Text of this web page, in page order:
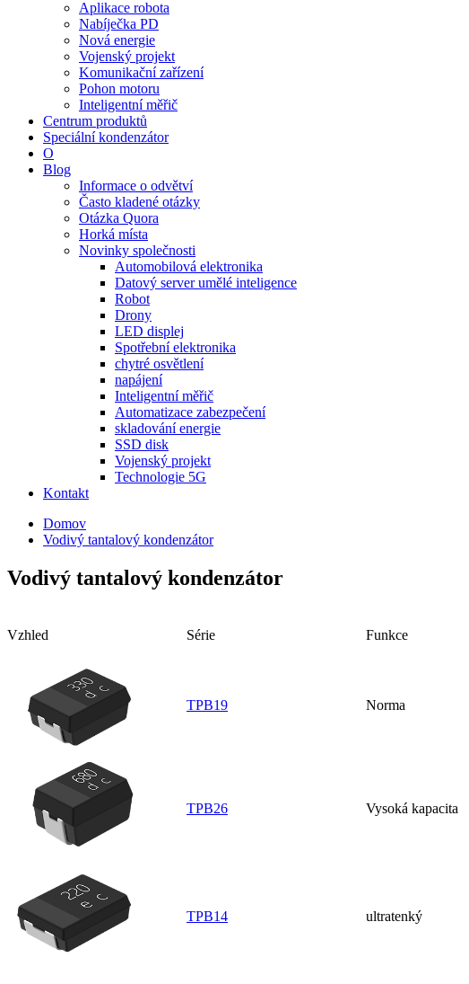
Aplikace robota
Nabíječka PD
Nová energie
Vojenský projekt
Komunikační zařízení
Pohon motoru
Inteligentní měřič
Centrum produktů
Speciální kondenzátor
O
Blog
Informace o odvětví
Často kladené otázky
Otázka Quora
Horká místa
Novinky společnosti
Automobilová elektronika
Datový server umělé inteligence
Robot
Drony
LED displej
Spotřební elektronika
chytré osvětlení
napájení
Inteligentní měřič
Automatizace zabezpečení
skladování energie
SSD disk
Vojenský projekt
Technologie 5G
Kontakt
Domov
Vodivý tantalový kondenzátor
Vodivý tantalový kondenzátor
Vzhled Série Funkce
TPB19 Norma
TPB26 Vysoká kapacita
TPB14 ultratenký